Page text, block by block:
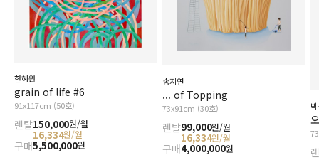
한혜원
grain of life #6
91x117cm (50호)
렌탈150,000원/월
16,334원/월
구매5,500,000원
송지연
... of Topping
73x91cm (30호)
렌탈99,000원/월
16,334원/월
구매4,000,000원